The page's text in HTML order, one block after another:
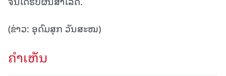
(ຂ່າວ: ອຸດົມສຸກ ວັນສະໝ)
ຄໍາເຫັນ